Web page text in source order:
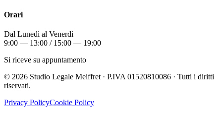
Orari
Dal Lunedì al Venerdì
9:00 — 13:00 / 15:00 — 19:00
Si riceve su appuntamento
© 2026 Studio Legale Meiffret · P.IVA 01520810086 · Tutti i diritti
riservati.
Privacy PolicyCookie Policy